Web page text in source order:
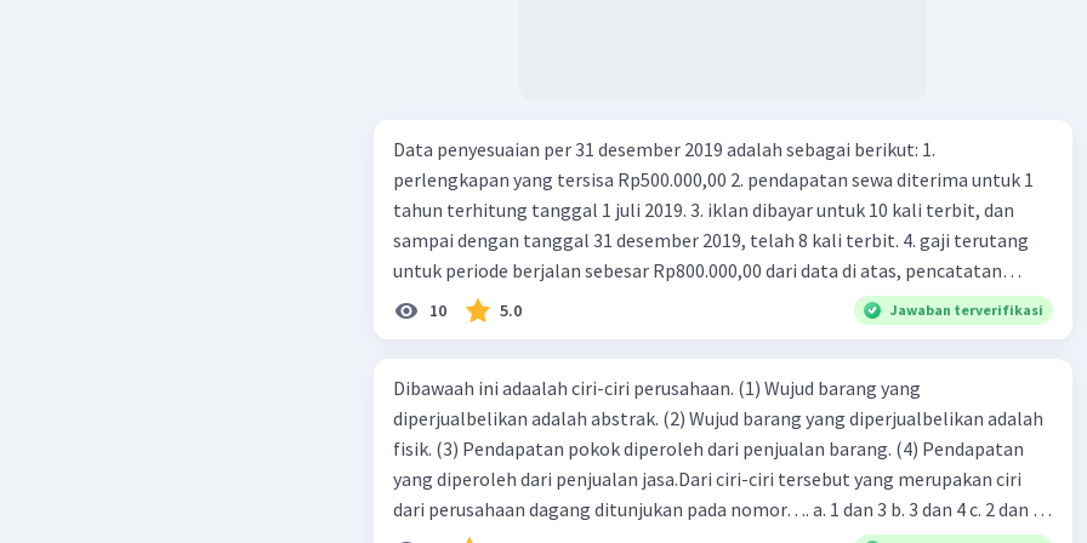
Data penyesuaian per 31 desember 2019 adalah sebagai berikut: 1.
perlengkapan yang tersisa Rp500.000,00 2. pendapatan sewa diterima untuk 1
tahun terhitung tanggal 1 juli 2019. 3. iklan dibayar untuk 10 kali terbit, dan
sampai dengan tanggal 31 desember 2019, telah 8 kali terbit. 4. gaji terutang
untuk periode berjalan sebesar Rp800.000,00 dari data di atas, pencatatan
jurnal pembalik yang benar adalah ....
10 5.0 Jawaban terverifikasi
Dibawaah ini adaalah ciri-ciri perusahaan. (1) Wujud barang yang
diperjualbelikan adalah abstrak. (2) Wujud barang yang diperjualbelikan adalah
fisik. (3) Pendapatan pokok diperoleh dari penjualan barang. (4) Pendapatan
yang diperoleh dari penjualan jasa.Dari ciri-ciri tersebut yang merupakan ciri
dari perusahaan dagang ditunjukan pada nomor…. a. 1 dan 3 b. 3 dan 4 c. 2 dan 3